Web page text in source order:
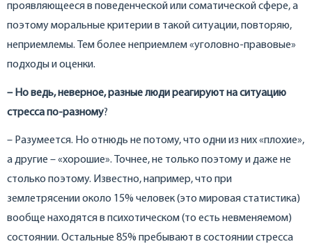
проявляющееся в поведенческой или соматической сфере, а
поэтому моральные критерии в такой ситуации, повторяю,
неприемлемы. Тем более неприемлем «уголовно-правовые»
подходы и оценки.
– Но ведь, неверное, разные люди реагируют на ситуацию
стресса по-разному?
– Разумеется. Но отнюдь не потому, что одни из них «плохие»,
а другие – «хорошие». Точнее, не только поэтому и даже не
столько поэтому. Известно, например, что при
землетрясении около 15% человек (это мировая статистика)
вообще находятся в психотическом (то есть невменяемом)
состоянии. Остальные 85% пребывают в состоянии стресса